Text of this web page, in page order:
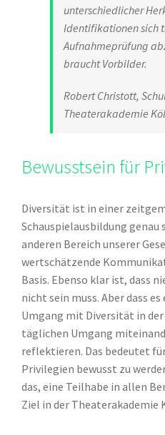
unterschiedlicher
Identifikationen sich
Aufnahmeprüfung
braucht Vorbilder.
Robert Christott,
Theaterakademie
Bewusstsein für
Diversität ist in einer
Schauspielausbildung genau
anderen Bereich unserer
wertschätzende
Basis. Ebenso klar ist, dass
nicht sein muss. Aber dass
Umgang mit Diversität in
täglichen Umgang
reflektieren. Das bedeutet
Privilegien bewusst zu
das, eine Teilhabe in allen
Ziel in der Theaterakademie